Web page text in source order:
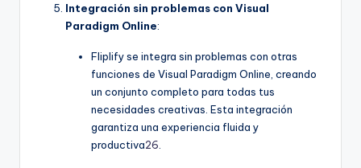
Integración sin problemas con Visual
Paradigm Online:
Fliplify se integra sin problemas con otras
funciones de Visual Paradigm Online, creando
un conjunto completo para todas tus
necesidades creativas. Esta integración
garantiza una experiencia fluida y
productiva26